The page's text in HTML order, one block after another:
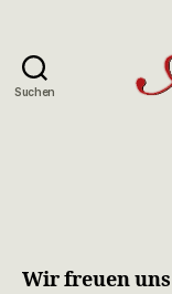
Suchen
Wir freuen